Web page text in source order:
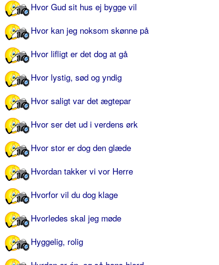
Hvor Gud sit hus ej bygge vil
Hvor kan jeg noksom skønne på
Hvor lifligt er det dog at gå
Hvor lystig, sød og yndig
Hvor saligt var det ægtepar
Hvor ser det ud i verdens ørk
Hvor stor er dog den glæde
Hvordan takker vi vor Herre
Hvorfor vil du dog klage
Hvorledes skal jeg møde
Hyggelig, rolig